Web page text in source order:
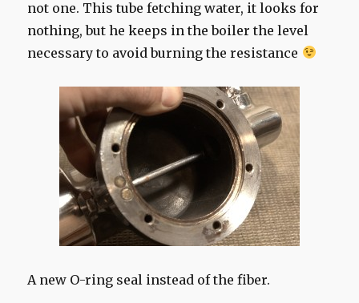
not one. This tube fetching water, it looks for
nothing, but he keeps in the boiler the level
necessary to avoid burning the resistance
A new O-ring seal instead of the fiber.